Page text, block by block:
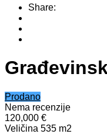
Share:
Prodano
Nema recenzije
120,000 €
Veličina 535 m2